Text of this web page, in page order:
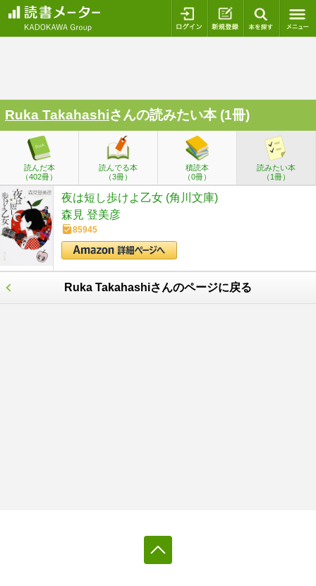
ログイン 新規登録
Ruka Takahashiさんの読みたい本 (1冊)
読んだ本
（402冊）
読んでる本
（3冊）
積読本
（0冊）
読みたい本
（1冊）
夜は短し歩けよ乙女 (角川文庫)
森見 登美彦
85945
Ruka Takahashiさんのページに戻る